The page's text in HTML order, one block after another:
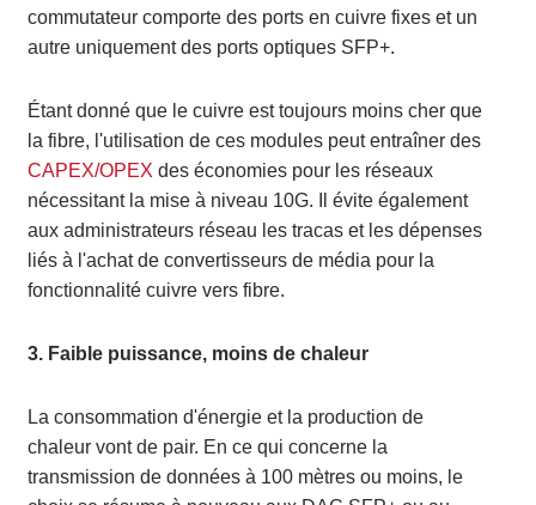
commutateur comporte des ports en cuivre fixes et un
autre uniquement des ports optiques SFP+.
Étant donné que le cuivre est toujours moins cher que
la fibre, l'utilisation de ces modules peut entraîner des
CAPEX/OPEX des économies pour les réseaux
nécessitant la mise à niveau 10G. Il évite également
aux administrateurs réseau les tracas et les dépenses
liés à l'achat de convertisseurs de média pour la
fonctionnalité cuivre vers fibre.
3. Faible puissance, moins de chaleur
La consommation d'énergie et la production de
chaleur vont de pair. En ce qui concerne la
transmission de données à 100 mètres ou moins, le